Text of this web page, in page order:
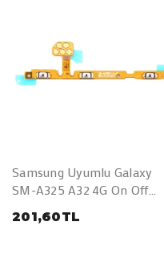
Samsung Uyumlu Galaxy
SM-A325 A32 4G On Off
Filmi Flex
201,60TL